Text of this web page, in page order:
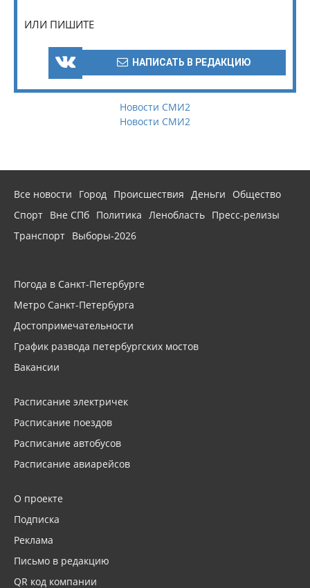
ИЛИ ПИШИТЕ
НАПИСАТЬ В РЕДАКЦИЮ
Новости СМИ2
Новости СМИ2
Все новости Город Происшествия Деньги
Общество
Спорт Вне СПб Политика Ленобласть Пресс-релизы
Транспорт Выборы-2026
Погода в Санкт-Петербурге
Метро Санкт-Петербурга
Достопримечательности
График развода петербургских мостов
Вакансии
Расписание электричек
Расписание поездов
Расписание автобусов
Расписание авиарейсов
О проекте
Подписка
Реклама
Письмо в редакцию
QR код компании